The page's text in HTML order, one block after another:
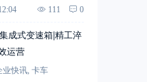
111 0
成式变速箱|精工淬
运营
业快讯 卡车